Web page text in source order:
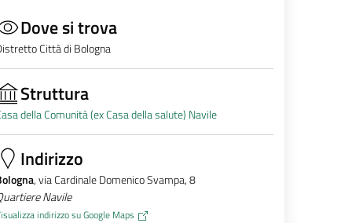
Dove si trova
Città di Bologna
Struttura
della Comunità (ex Casa della salute) Navile
Indirizzo
, via Cardinale Domenico Svampa, 8
Navile
indirizzo su Google Maps